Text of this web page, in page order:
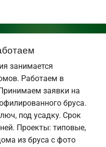
занимается
Работаем в
заявки на
бруса.
под усадку. Срок
Проекты: типовые,
из бруса с фото